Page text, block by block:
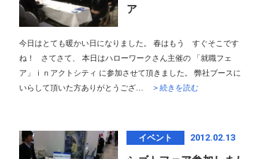
ア
今日はとても暖かい日になりました。 春はもう すぐそこです
ね！ さてさて、 本日はハローワークさん主催の 「就職フェ
ア」ｉｎアクトシティ に参加させて頂きました。 弊社ブースに
いらして頂いた方ありがとうござ…
> 続きを読む
イベント 2012.02.13